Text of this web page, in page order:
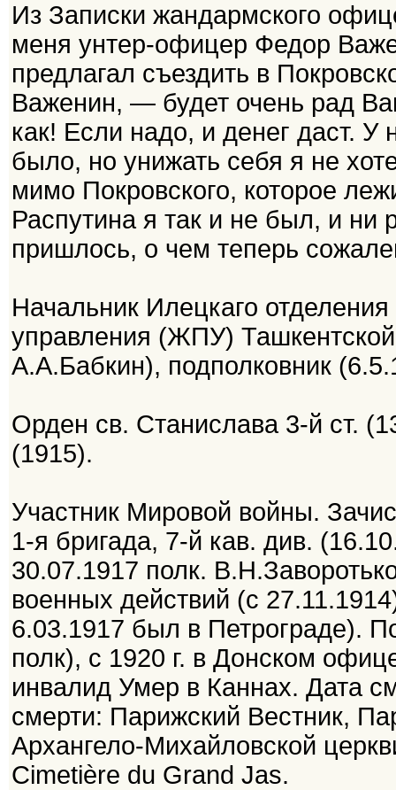
Из Записки жандармского
меня унтер-офицер Федор
предлагал съездить в
Важенин, — будет очень рад
как! Если надо, и денег даст.
было, но унижать себя я не
мимо Покровского, которое
Распутина я так и не был, и ни
пришлось, о чем теперь
Начальник Илецкаго
управления (ЖПУ)
А.А.Бабкин), подполковник
Орден св. Станислава 3-й ст.
(1915).
Участник Мировой войны.
1-я бригада, 7-й кав. див.
30.07.1917 полк.
военных действий (с
6.03.1917 был в Петрограде).
полк), с 1920 г. в Донском
инвалид Умер в Каннах. Дата
смерти: Парижский Вестник,
Архангело-Михайловской
Cimetière du Grand Jas.